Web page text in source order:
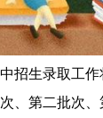
生录取工作
、第二批次